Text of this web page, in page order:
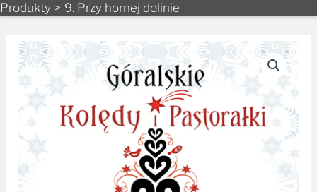
Produkty 9. Przy hornej dolinie